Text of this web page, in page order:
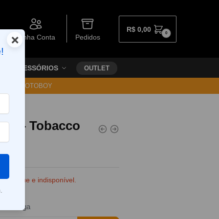
Minha Conta Pedidos
R$ 0,00 0
ACESSÓRIOS OUTLET
VIA MOTOBOY
– Tobacco
estoque e indisponível.
entrega
×